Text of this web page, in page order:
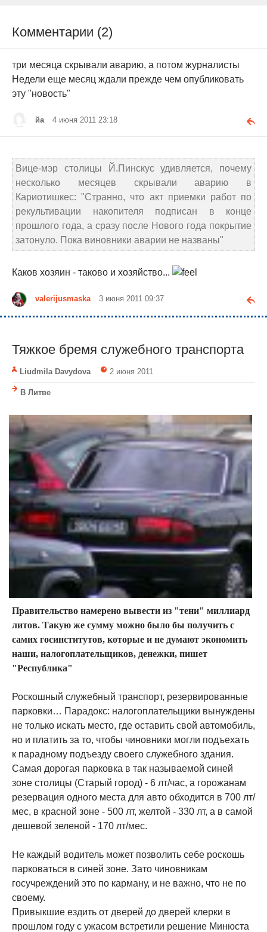
Комментарии (2)
три месяца скрывали аварию, а потом журналисты
Недели еще месяц ждали прежде чем опубликовать
эту "новость"
йа 4 июня 2011 23:18
Вице-мэр столицы Й.Пинскус удивляется, почему
несколько месяцев скрывали аварию в
Кариотишкес: "Странно, что акт приемки работ по
рекультивации накопителя подписан в конце
прошлого года, а сразу после Нового года покрытие
затонуло. Пока виновники аварии не названы"
Каков хозяин - таково и хозяйство...
valerijusmaska 3 июня 2011 09:37
Тяжкое бремя служебного транспорта
Liudmila Davydova 2 июня 2011
В Литве
Правительство намерено вывести из "тени" миллиард
литов. Такую же сумму можно было бы получить с
самих госинститутов, которые и не думают экономить
наши, налогоплательщиков, денежки, пишет
"Республика"
Роскошный служебный транспорт, резервированные
парковки… Парадокс: налогоплательщики вынуждены
не только искать место, где оставить свой автомобиль,
но и платить за то, чтобы чиновники могли подъехать
к парадному подъезду своего служебного здания.
Самая дорогая парковка в так называемой синей
зоне столицы (Старый город) - 6 лт/час, а горожанам
резервация одного места для авто обходится в 700 лт/
мес, в красной зоне - 500 лт, желтой - 330 лт, а в самой
дешевой зеленой - 170 лт/мес.
Не каждый водитель может позволить себе роскошь
парковаться в синей зоне. Зато чиновникам
госучреждений это по карману, и не важно, что не по
своему.
Привыкшие ездить от дверей до дверей клерки в
прошлом году с ужасом встретили решение Минюста